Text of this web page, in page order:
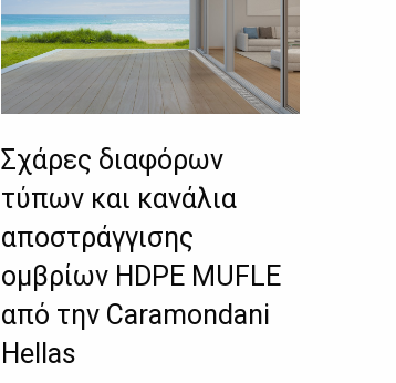
Σχάρες διαφόρων
τύπων και κανάλια
αποστράγγισης
ομβρίων HDPE MUFLE
από την Caramondani
Hellas